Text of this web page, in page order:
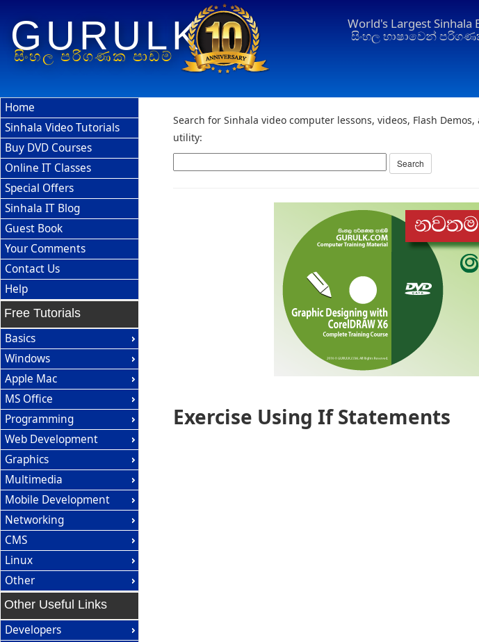
GURULK
සිංහල පරිගණක පාඩම්
World's Largest Sinhala
සිංහල භාෂාවෙන්
Search for Sinhala video computer lessons, videos, Flash
utility:
Exercise Using If Statements
Home
Sinhala Video Tutorials
Buy DVD Courses
Online IT Classes
Special Offers
Sinhala IT Blog
Guest Book
Your Comments
Contact Us
Help
Free Tutorials
Basics
Windows
Apple Mac
MS Office
Programming
Web Development
Graphics
Multimedia
Mobile Development
Networking
CMS
Linux
Other
Other Useful Links
Developers